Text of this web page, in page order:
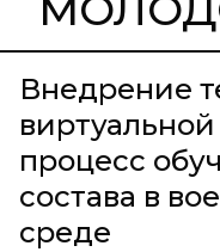
Внедрение
процесс
состава в
среде